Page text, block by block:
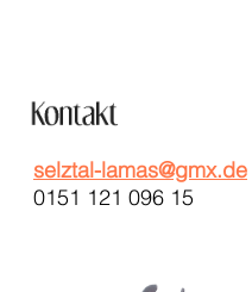
selztal-lamas@gmx.de
0151 121 096 15